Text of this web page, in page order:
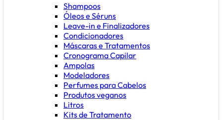
Shampoos
Óleos e Séruns
Leave-in e Finalizadores
Condicionadores
Máscaras e Tratamentos
Cronograma Capilar
Ampolas
Modeladores
Perfumes para Cabelos
Produtos veganos
Litros
Kits de Tratamento